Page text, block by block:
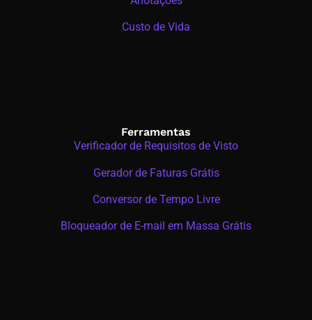
Custo de Vida
Ferramentas
Verificador de Requisitos de Visto
Gerador de Faturas Grátis
Conversor de Tempo Livre
Bloqueador de E-mail em Massa Grátis